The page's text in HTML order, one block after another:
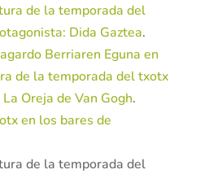
de la temporada del
Dida Gaztea.
Berriaren Eguna en
de la temporada del txotx
Oreja de Van Gogh.
en los bares de
de la temporada del